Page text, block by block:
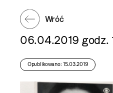
Wróć
06.04.2019 godz.
Opublikowano: 15.03.2019